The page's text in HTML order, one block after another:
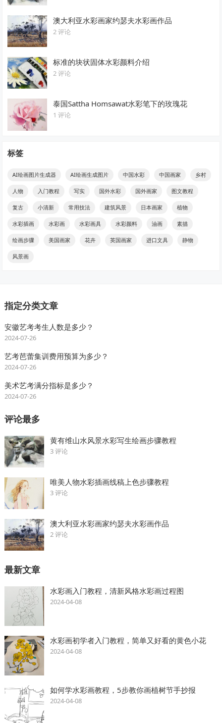
澳大利亚水彩画家约瑟夫水彩画作品
2 评论
标准的块状固体水彩颜料介绍
2 评论
泰国Sattha Homsawat水彩笔下的玫瑰花
1 评论
标签
AI绘画图片生成器 AI绘画生成图片 中国水彩 中国画家 乡村
人物 入门教程 写实 国外水彩 国外画家 图文教程
复古 小清新 常用技法 建筑风景 日本画家 植物
水彩插画 水彩画 水彩画具 水彩颜料 油画 素描
绘画步骤 美国画家 花卉 英国画家 进口文具 静物
风景画
指定分类文章
安徽艺考考生人数是多少？
2024-07-26
艺考芭蕾集训费用预算为多少？
2024-07-26
美术艺考满分指标是多少？
2024-07-26
评论最多
黄有维山水风景水彩写生绘画步骤教程
3 评论
唯美人物水彩插画线稿上色步骤教程
3 评论
澳大利亚水彩画家约瑟夫水彩画作品
2 评论
最新文章
水彩画入门教程，清新风格水彩画过程图
2024-04-08
水彩画初学者入门教程，简单又好看的黄色小花
2024-04-08
如何学水彩画教程，5步教你画植树节手抄报
2024-04-08